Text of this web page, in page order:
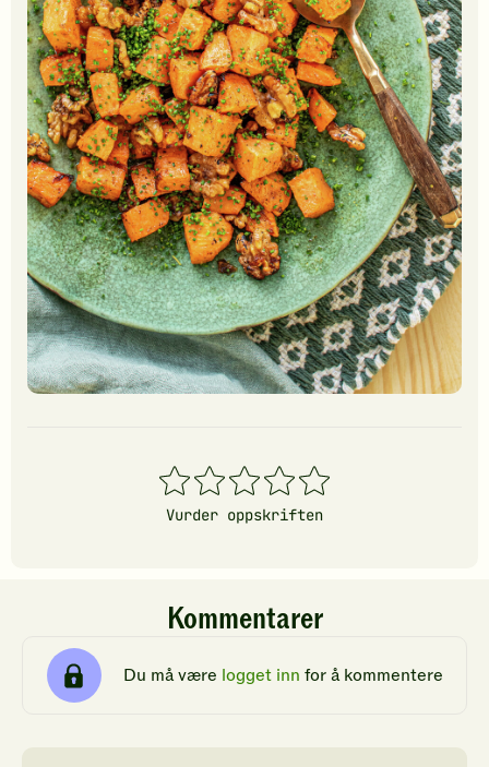
1
stjerner
2
stjerner
3
stjerner
4
stjerner
5
stjerner
Vurder oppskriften
Kommentarer
Du må være logget inn for å kommentere